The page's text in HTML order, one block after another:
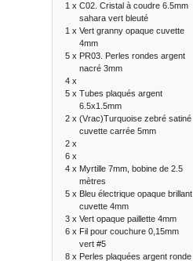
1 x C02. Cristal à coudre 6.5mm
sahara vert bleuté
1 x Vert granny opaque cuvette
4mm
5 x PR03. Perles rondes argent
nacré 3mm
4 x
5 x Tubes plaqués argent
6.5x1.5mm
2 x (Vrac)Turquoise zebré satiné
cuvette carrée 5mm
2 x
6 x
4 x Myrtille 7mm, bobine de 2.5
mètres
5 x Bleu électrique opaque brillant
cuvette 4mm
3 x Vert opaque paillette 4mm
6 x Fil pour couchure 0,15mm
vert #5
8 x Perles plaquées argent ronde